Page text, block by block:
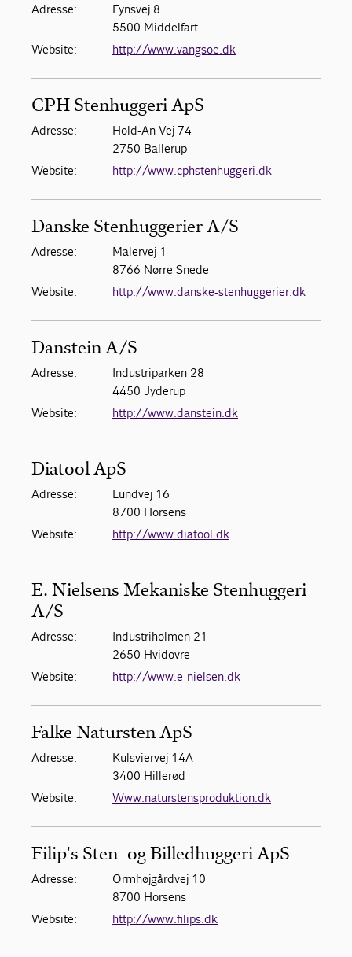
Adresse:
Fynsvej 8
5500 Middelfart
Website:
http://www.vangsoe.dk
CPH Stenhuggeri ApS
Adresse:
Hold-An Vej 74
2750 Ballerup
Website:
http://www.cphstenhuggeri.dk
Danske Stenhuggerier A/S
Adresse:
Malervej 1
8766 Nørre Snede
Website:
http://www.danske-stenhuggerier.dk
Danstein A/S
Adresse:
Industriparken 28
4450 Jyderup
Website:
http://www.danstein.dk
Diatool ApS
Adresse:
Lundvej 16
8700 Horsens
Website:
http://www.diatool.dk
E. Nielsens Mekaniske Stenhuggeri
A/S
Adresse:
Industriholmen 21
2650 Hvidovre
Website:
http://www.e-nielsen.dk
Falke Natursten ApS
Adresse:
Kulsviervej 14A
3400 Hillerød
Website:
Www.naturstensproduktion.dk
Filip's Sten- og Billedhuggeri ApS
Adresse:
Ormhøjgårdvej 10
8700 Horsens
Website:
http://www.filips.dk